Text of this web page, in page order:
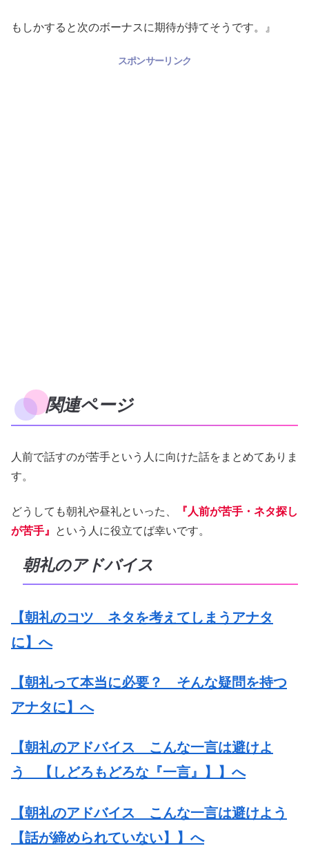
もしかすると次のボーナスに期待が持てそうです。』
スポンサーリンク
関連ページ
人前で話すのが苦手という人に向けた話をまとめてありま
す。
どうしても朝礼や昼礼といった、
『人前が苦手・ネタ探し
が苦手』
という人に役立てば幸いです。
朝礼のアドバイス
【朝礼のコツ ネタを考えてしまうアナタ
に】へ
【朝礼って本当に必要？ そんな疑問を持つ
アナタに】へ
【朝礼のアドバイス こんな一言は避けよ
う 【しどろもどろな『一言』】】へ
【朝礼のアドバイス こんな一言は避けよう
【話が締められていない】】へ